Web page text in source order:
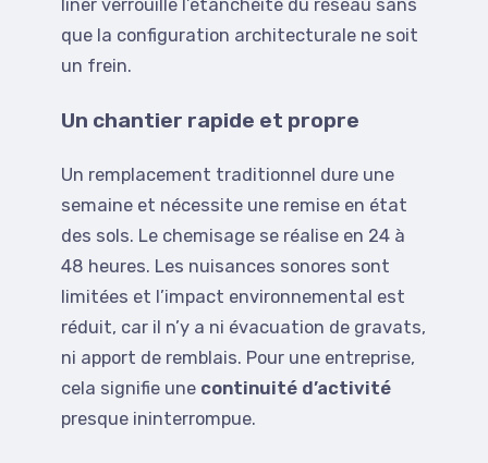
liner verrouille l’étanchéité du réseau sans
que la configuration architecturale ne soit
un frein.
Un chantier rapide et propre
Un remplacement traditionnel dure une
semaine et nécessite une remise en état
des sols. Le chemisage se réalise en 24 à
48 heures. Les nuisances sonores sont
limitées et l’impact environnemental est
réduit, car il n’y a ni évacuation de gravats,
ni apport de remblais. Pour une entreprise,
cela signifie une continuité d’activité
presque ininterrompue.